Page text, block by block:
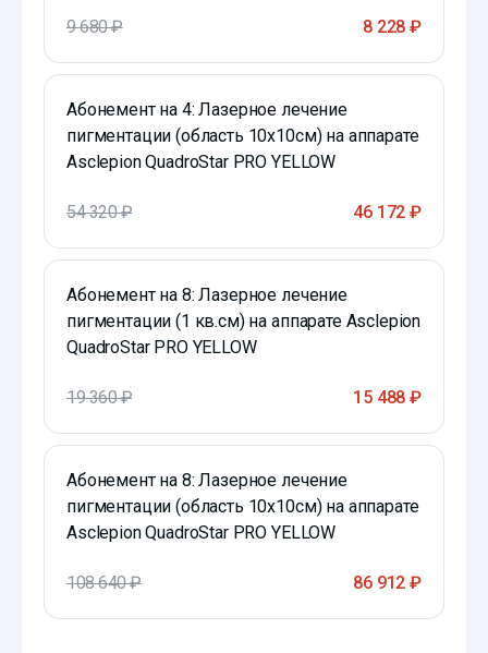
9 680 ₽ 8 228 ₽
Абонемент на 4: Лазерное лечение
пигментации (область 10х10см) на аппарате
Asclepion QuadroStar PRO YELLOW
54 320 ₽ 46 172 ₽
Абонемент на 8: Лазерное лечение
пигментации (1 кв.см) на аппарате Asclepion
QuadroStar PRO YELLOW
19 360 ₽ 15 488 ₽
Абонемент на 8: Лазерное лечение
пигментации (область 10х10см) на аппарате
Asclepion QuadroStar PRO YELLOW
108 640 ₽ 86 912 ₽